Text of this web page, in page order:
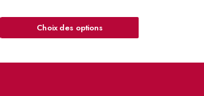
Choix des options